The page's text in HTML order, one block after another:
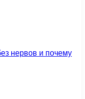
нервов и почему